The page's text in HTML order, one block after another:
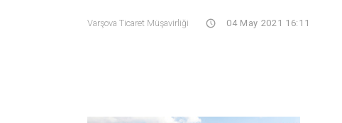
Varşova Ticaret Müşavirliği 04 May 2021 16:11